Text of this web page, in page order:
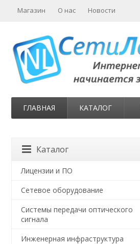
Магазин О нас Новости
ГЛАВНАЯ КАТАЛОГ
Каталог
Лицензии и ПО
Сетевое оборудование
Системы передачи оптического
сигнала
Инженерная инфраструктура